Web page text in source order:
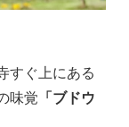
すぐ上にある
味覚 「ブドウ